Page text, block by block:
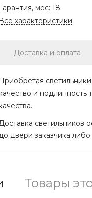
Гарантия, мес: 18
Все характеристики
Доставка и оплата
Приобретая
качество и подлинность
качества.
Доставка светильников
до двери заказчика
Товары